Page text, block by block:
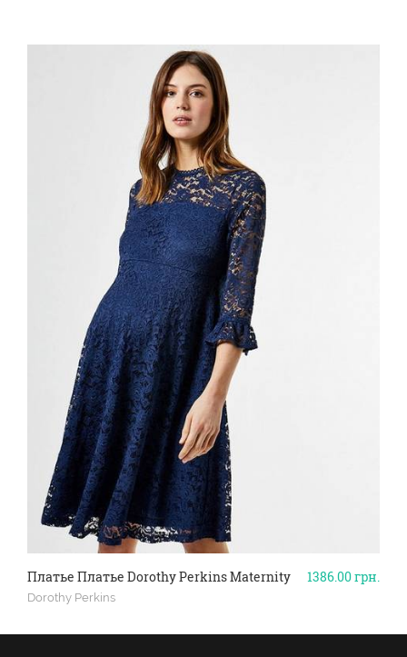
1386.00грн.
Платье Платье Dorothy Perkins Maternity
Dorothy Perkins